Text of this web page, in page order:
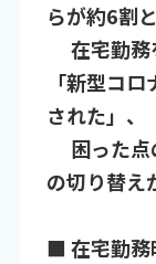
らが約6割
在宅勤務
「新型コ
された」、
困った点
の切り替え
■ 在宅勤務